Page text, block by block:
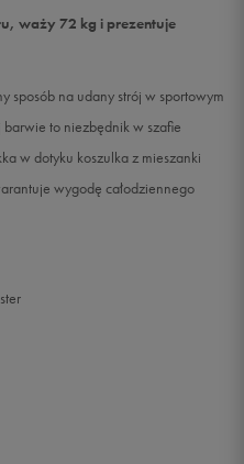
waży 72 kg i prezentuje
sposób na udany strój w sportowym
to niezbędnik w szafie
w dotyku koszulka z mieszanki
wygodę całodziennego